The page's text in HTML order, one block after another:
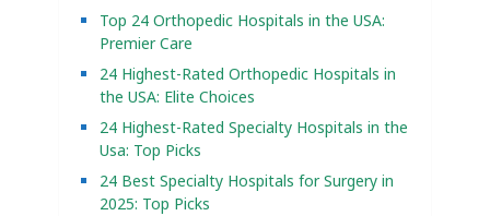
Top 24 Orthopedic Hospitals in the USA:
Premier Care
24 Highest-Rated Orthopedic Hospitals in
the USA: Elite Choices
24 Highest-Rated Specialty Hospitals in the
Usa: Top Picks
24 Best Specialty Hospitals for Surgery in
2025: Top Picks